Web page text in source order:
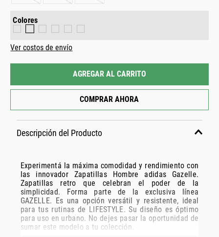
Colores
Ver costos de envío
AGREGAR AL CARRITO
COMPRAR AHORA
Descripción del Producto
Experimentá la máxima comodidad y rendimiento con
las innovador Zapatillas Hombre adidas Gazelle.
Zapatillas retro que celebran el poder de la
simplicidad. Forma parte de la exclusiva línea
GAZELLE. Es una opción versátil y resistente, ideal
para tus rutinas de LIFESTYLE. Su diseño es óptimo
para uso en urbano. No dejes pasar la oportunidad de
sumar este modelo a tu colección.